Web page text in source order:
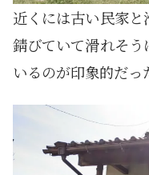
近くには古い民家
錆びていて滑れそ
いるのが印象的だっ